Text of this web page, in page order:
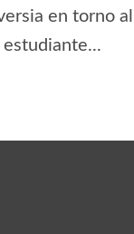
en torno
estudiante...